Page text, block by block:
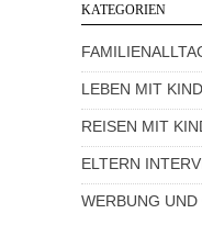
KATEGORIEN
LEBEN MIT
REISEN MIT
ELTERN
WERBUNG